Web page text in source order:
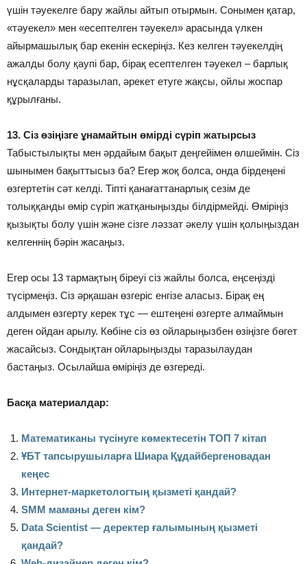
үшін тәуекелге бару жайлы айтып отырмын. Сонымен қатар,
«тәуекел» мен «есептелген тәуекел» арасында үлкен
айырмашылық бар екенін ескеріңіз. Кез келген тәуекелдің
ажалды болу қаупі бар, бірақ есептелген тәуекел – барлық
нұсқаларды таразылап, әрекет етуге жақсы, ойлы жоспар
құрылғаны.
13. Сіз өзіңізге ұнамайтын өмірді сүріп жатырсыз
Табыстылықты мен әрдайым бақыт деңгейімен өлшеймін. Сіз
шынымен бақыттысыз ба? Егер жоқ болса, онда бірдеңені
өзгертетін сәт келді. Тіпті қанағаттанарлық сезім де
толыққанды өмір сүріп жатқаныңызды білдірмейді. Өміріңіз
қызықты болу үшін және сізге ләззат әкелу үшін қолыңыздан
келгеннің бәрін жасаңыз.
Егер осы 13 тармақтың біреуі сіз жайлы болса, еңсеңізді
түсірмеңіз. Сіз әрқашан өзгеріс енгізе аласыз. Бірақ ең
алдымен өзгерту керек тұс — ештеңені өзгерте алмаймын
деген ойдан арылу. Көбіне сіз өз ойларыңызбен өзіңізге бөгет
жасайсыз. Сондықтан ойларыңызды таразылаудан
бастаңыз. Осылайша өміріңіз де өзгереді.
Басқа материалдар:
Математиканы түсінуге көмектесетін ТОП 7 кітап
ҰБТ тапсырушыларға Шиара Құдайбергеновадан
кеңес
Интернет-маркетологтың қызметі қандай?
SMM маманы деген кім?
Data Scientist — деректер ғалымының қызметі
қандай?